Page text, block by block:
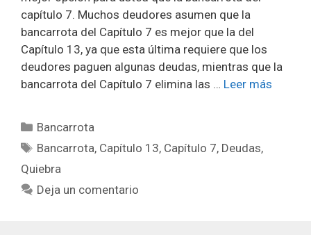
capítulo 7. Muchos deudores asumen que la
bancarrota del Capítulo 7 es mejor que la del
Capítulo 13, ya que esta última requiere que los
deudores paguen algunas deudas, mientras que la
bancarrota del Capítulo 7 elimina las … Leer más
Categorías
Bancarrota
Etiquetas
Bancarrota, Capítulo 13, Capítulo 7, Deudas,
Quiebra
Deja un comentario